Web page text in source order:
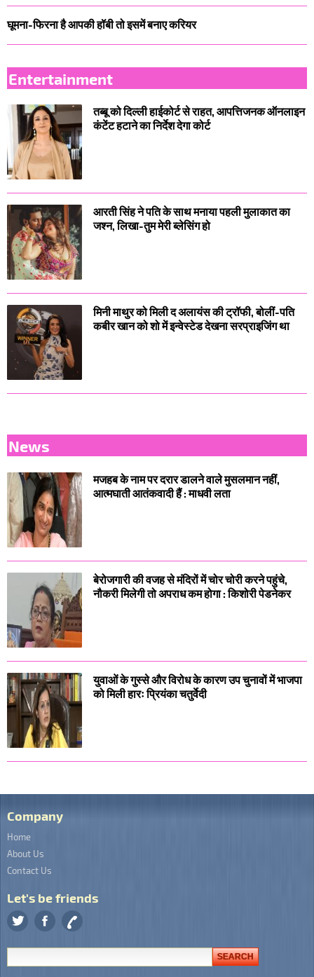
घूमना-फिरना है आपकी हॉबी तो इसमें बनाए करियर
Entertainment
तब्बू को दिल्ली हाईकोर्ट से राहत, आपत्तिजनक ऑनलाइन
कंटेंट हटाने का निर्देश देगा कोर्ट
आरती सिंह ने पति के साथ मनाया पहली मुलाकात का
जश्न, लिखा-तुम मेरी ब्लेसिंग हो
मिनी माथुर को मिली द अलायंस की ट्रॉफी, बोलीं-पति
कबीर खान को शो में इन्वेस्टेड देखना सरप्राइजिंग था
News
मजहब के नाम पर दरार डालने वाले मुसलमान नहीं,
आत्मघाती आतंकवादी हैं : माधवी लता
बेरोजगारी की वजह से मंदिरों में चोर चोरी करने पहुंचे,
नौकरी मिलेगी तो अपराध कम होगा : किशोरी पेडनेकर
युवाओं के गुस्से और विरोध के कारण उप चुनावों में भाजपा
को मिली हारः प्रियंका चतुर्वेदी
Company
Home
About Us
Contact Us
Let's be friends